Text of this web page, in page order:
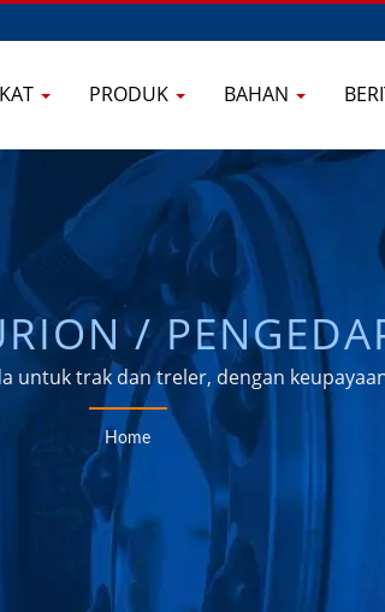
PRODUK BAHAN
/
PENGEDAP
SEALS
untuk trak dan treler, dengan
Home